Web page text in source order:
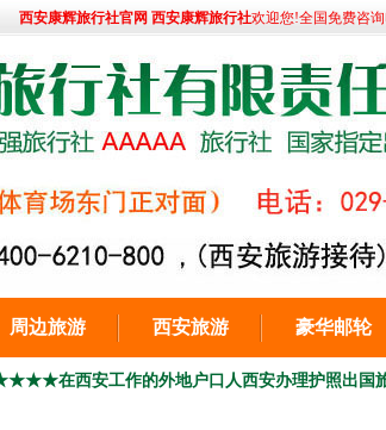
西安康辉旅行社官网 西安康辉旅行社欢迎您!全国免费咨
周边旅游 西安旅游 豪华邮轮
工作的外地户口人西安办理护照出国旅游029-